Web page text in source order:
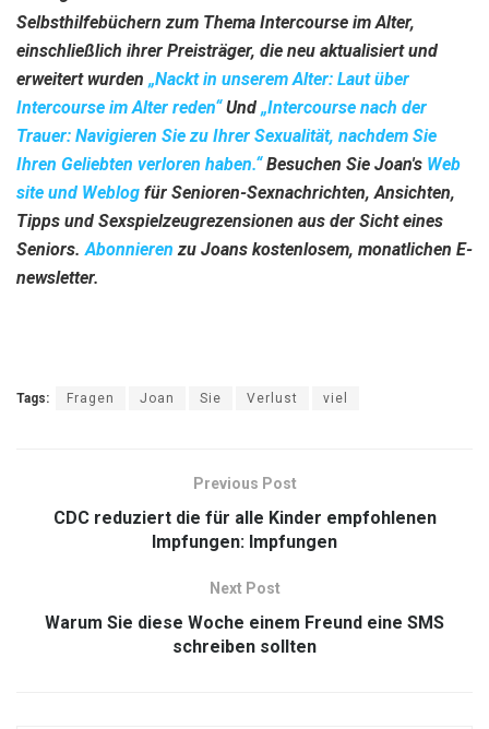
Selbsthilfebüchern zum Thema Intercourse im Alter,
einschließlich ihrer Preisträger, die neu aktualisiert und
erweitert wurden „Nackt in unserem Alter: Laut über
Intercourse im Alter reden“Und „Intercourse nach der
Trauer: Navigieren Sie zu Ihrer Sexualität, nachdem Sie
Ihren Geliebten verloren haben.“Besuchen Sie Joan's Web
site und Weblog für Senioren-Sexnachrichten, Ansichten,
Tipps und Sexspielzeugrezensionen aus der Sicht eines
Seniors. Abonnieren zu Joans kostenlosem, monatlichen E-
newsletter.
Tags: Fragen Joan Sie Verlust viel
Previous Post
CDC reduziert die für alle Kinder empfohlenen
Impfungen: Impfungen
Next Post
Warum Sie diese Woche einem Freund eine SMS
schreiben sollten